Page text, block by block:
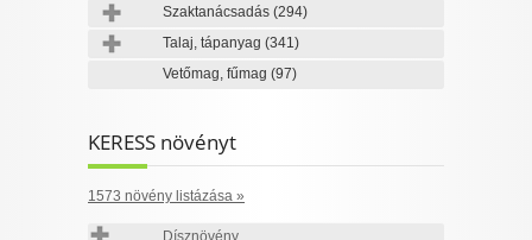
Szaktanácsadás (294)
Talaj, tápanyag (341)
Vetőmag, fűmag (97)
KERESS növényt
1573 növény listázása »
Dísznövény